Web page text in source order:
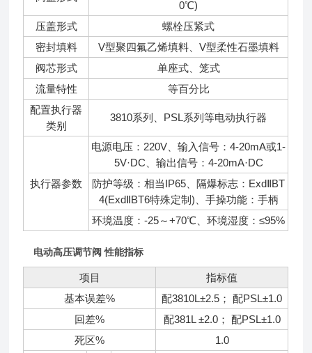
0℃)
压盖形式
螺栓压紧式
密封填料
V型聚四氟乙烯填料、V型柔性石墨填料
阀芯形式
单座式、笼式
流量特性
等百分比
配置执行器
类别
3810系列、PSL系列等电动执行器
执行器参数
电源电压：220V、输入信号：4-20mA或1-
5V·DC、输出信号：4-20mA·DC
防护等级：相当IP65、隔爆标志：ExdⅡBT
4(ExdⅡBT6特殊定制)、手操功能：手柄
环境温度：-25～+70℃、环境湿度：≤95%
电动高压调节阀 性能指标
项目
指标值
基本误差%
配3810L±2.5； 配PSL±1.0
回差%
配381L ±2.0； 配PSL±1.0
死区%
1.0